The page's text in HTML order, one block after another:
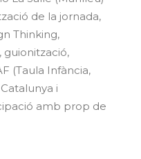
de la jornada,
Thinking,
guionització,
(Taula Infància,
i
amb prop de